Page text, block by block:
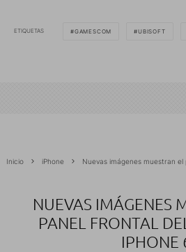
ETIQUETAS GAMESCOM UBISOFT
Inicio iPhone Nuevas imágenes muestran
NUEVAS IMÁGENES
PANEL FRONTAL
IPHONE